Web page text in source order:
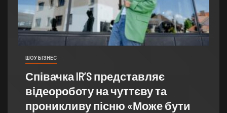
ШОУ БІЗНЕС
Співачка IR’S представляє
відеороботу на чуттєву та
проникливу пісню «Може бути